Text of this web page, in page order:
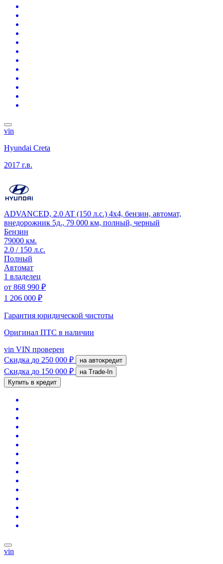
vin
Hyundai Creta
2017 г.в.
ADVANCED, 2.0 AT (150 л.с.) 4x4, бензин, автомат,
внедорожник 5д., 79 000 км, полный, черный
Бензин
79000 км.
2.0 / 150 л.с.
Полный
Автомат
1 владелец
от 868 990 ₽
1 206 000 ₽
Гарантия юридической чистоты
Оригинал ПТС в наличии
vin VIN проверен
Скидка до 250 000 ₽ на автокредит
Скидка до 150 000 ₽
на Trade-In
Купить в кредит
vin